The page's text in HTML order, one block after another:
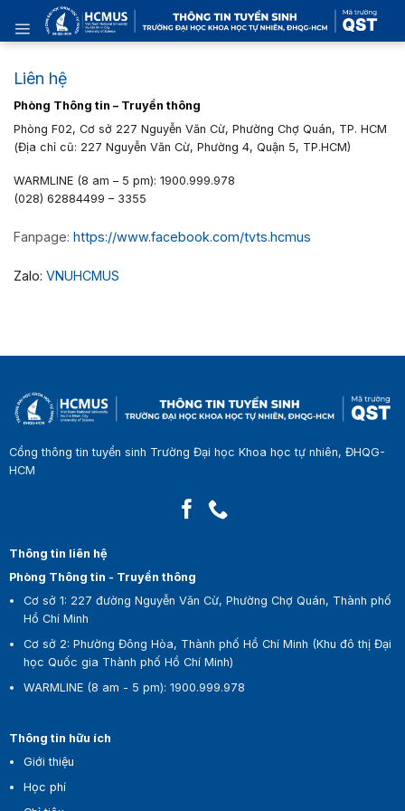
content
Liên hệ
Phòng Thông tin – Truyền thông
Phòng F02, Cơ sở 227 Nguyễn Văn Cừ, Phường Chợ Quán, TP. HCM
(Địa chỉ cũ: 227 Nguyễn Văn Cừ, Phường 4, Quận 5, TP.HCM)
WARMLINE (8 am – 5 pm): 1900.999.978
(028) 62884499 – 3355
Fanpage: https://www.facebook.com/tvts.hcmus
Zalo: VNUHCMUS
Cổng thông tin tuyển sinh Trường Đại học Khoa học tự nhiên, ĐHQG-
HCM
Thông tin liên hệ
Phòng Thông tin - Truyền thông
Cơ sở 1: 227 đường Nguyễn Văn Cừ, Phường Chợ Quán, Thành phố
Hồ Chí Minh
Cơ sở 2: Phường Đông Hòa, Thành phố Hồ Chí Minh (Khu đô thị Đại
học Quốc gia Thành phố Hồ Chí Minh)
WARMLINE (8 am - 5 pm):1900.999.978
Thông tin hữu ích
Giới thiệu
Học phí